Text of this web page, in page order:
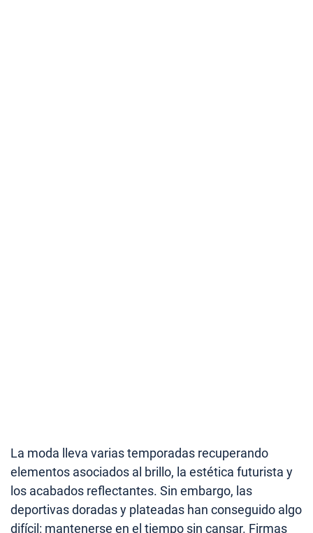
La moda lleva varias temporadas recuperando
elementos asociados al brillo, la estética futurista y
los acabados reflectantes. Sin embargo, las
deportivas doradas y plateadas han conseguido algo
difícil: mantenerse en el tiempo sin cansar. Firmas